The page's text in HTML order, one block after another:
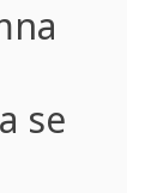
se